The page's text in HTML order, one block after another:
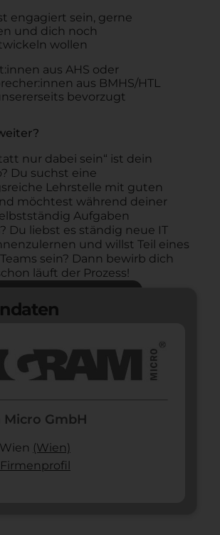
engagiert sein, gerne
und dich noch
wollen
aus AHS oder
aus BMHS/HTL
bevorzugt
nur dabei sein“ ist dein
Du suchst eine
Lehrstelle mit guten
möchtest während deiner
Aufgaben
Du liebst es ständig neue IT
und willst Teil eines
sein? Dann bewirb dich
läuft der Prozess!
Micro GmbH
(Wien)